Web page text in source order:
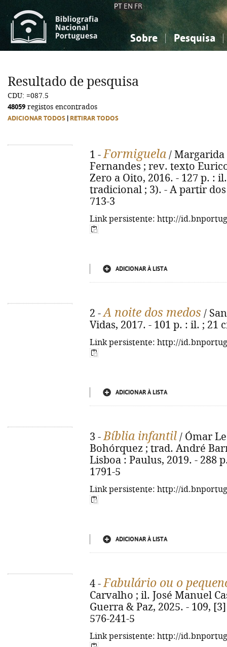
PT EN FR
Sobre Pesquisa
Ciências sociais...
Ciências sociais...
Resultado de pesquisa
CDU: =087.5
48059 registos encontrados
ADICIONAR TODOS RETIRAR TODOS
1 -Formiguela / Margarida
Fernandes ; rev. texto
Zero a Oito, 2016. - 127 p. :
tradicional ; 3). - A partir dos
713-3
Link persistente: http://
ADICIONAR À LISTA
2 -A noite dos medos /
Vidas, 2017. - 101 p. : il. ; 21
Link persistente: http://
ADICIONAR À LISTA
3 -Bíblia infantil / Ómar
Bohórquez ; trad. André
Lisboa : Paulus, 2019. - 288
1791-5
Link persistente: http://
ADICIONAR À LISTA
4 -Fabulário ou o
Carvalho ; il. José Manuel
Guerra & Paz, 2025. - 109,
576-241-5
Link persistente: http://